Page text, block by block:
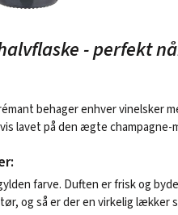
- perfekt
behager enhver vinelsker
lavet på den ægte champagne-
farve. Duften er frisk og
og så er der en virkelig lækker